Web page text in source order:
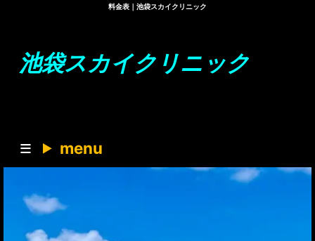
料金表｜池袋スカイクリニック
池袋スカイクリニック
menu